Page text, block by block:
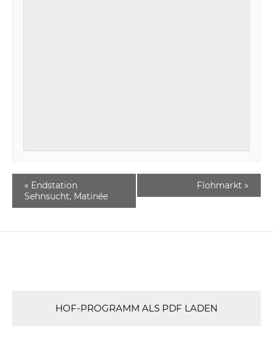
« Endstation
Sehnsucht, Matinée
Flohmarkt »
HOF-PROGRAMM ALS PDF LADEN